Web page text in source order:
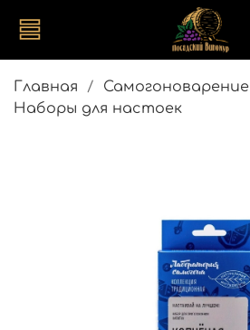
Главная Самогоноварение
Наборы для настоек